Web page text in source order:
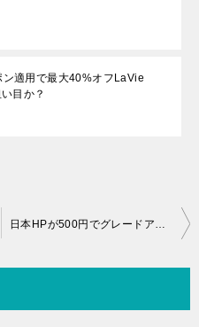
ン適用で最大40%オフLaVie
目か？
日本HPが500円でグレードアップキャンペーン！オススメはモニタが無料でついてくるHP Pavilion Slimline 400-320jp